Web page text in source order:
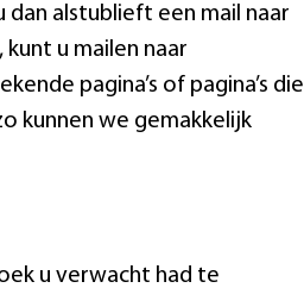
alstublieft een mail naar
u mailen naar
pagina’s of pagina’s die
kunnen we gemakkelijk
u verwacht had te